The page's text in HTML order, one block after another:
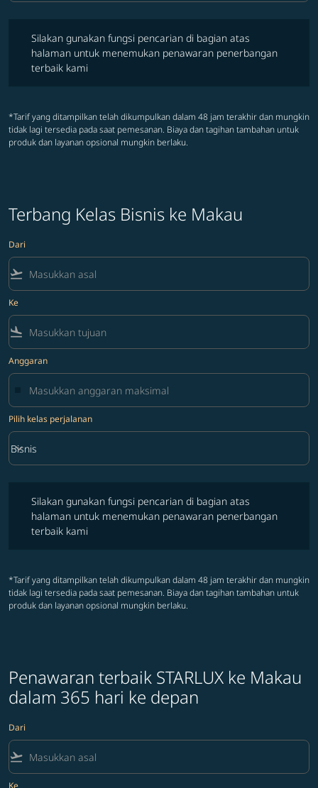
Silakan gunakan fungsi pencarian di bagian atas
halaman untuk menemukan penawaran penerbangan
terbaik kami
*Tarif yang ditampilkan telah dikumpulkan dalam 48 jam terakhir dan mungkin
tidak lagi tersedia pada saat pemesanan. Biaya dan tagihan tambahan untuk
produk dan layanan opsional mungkin berlaku.
Terbang Kelas Bisnis ke Makau
Dari
flight_takeoff
Ke
flight_land
Anggaran
Pilih kelas perjalanan
Pilih kelas perjalanan option Bisnis Selected
Bisnis
keyboard_arrow_down
Silakan gunakan fungsi pencarian di bagian atas
halaman untuk menemukan penawaran penerbangan
terbaik kami
*Tarif yang ditampilkan telah dikumpulkan dalam 48 jam terakhir dan mungkin
tidak lagi tersedia pada saat pemesanan. Biaya dan tagihan tambahan untuk
produk dan layanan opsional mungkin berlaku.
Penawaran terbaik STARLUX ke Makau
dalam 365 hari ke depan
Dari
flight_takeoff
Ke